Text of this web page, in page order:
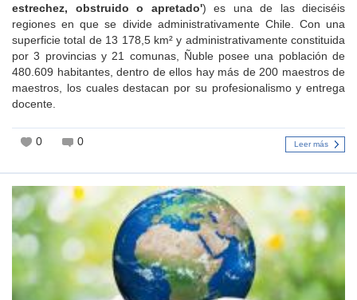
estrechez, obstruido o apretado')​ es una de las dieciséis
regiones en que se divide administrativamente Chile. Con una
superficie total de 13 178,5 km² y administrativamente constituida
por 3 provincias y 21 comunas, Ñuble posee una población de
480.609 habitantes, dentro de ellos hay más de 200 maestros de
maestros, los cuales destacan por su profesionalismo y entrega
docente.
0 0 Leer más